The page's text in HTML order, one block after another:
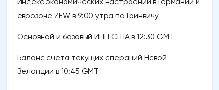
еврозоне ZEW в 9:00 утра по Гринвичу
Основной и базовый ИПЦ США в 12:30 GMT
Баланс счета текущих операций Новой
Зеландии в 10:45 GMT